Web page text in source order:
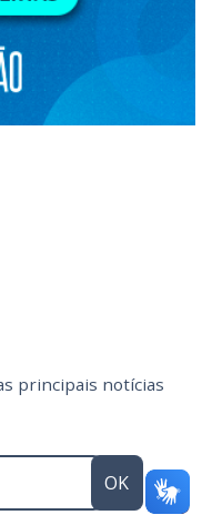
principais notícias